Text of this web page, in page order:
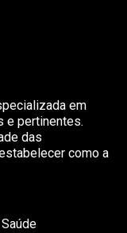
em
e pertinentes.
das
como a
Saúde